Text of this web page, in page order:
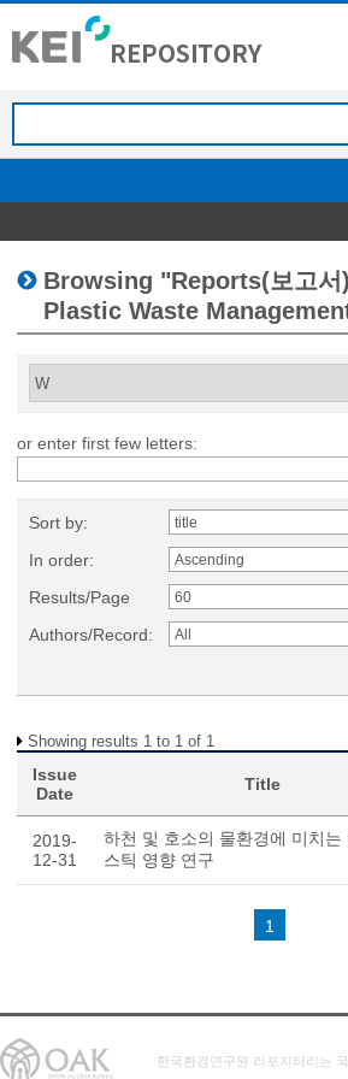
Browsing "Reports(보고
Plastic Waste
or enter first few letters:
Sort by:
In order:
Results/Page
Authors/Record:
Showing results 1 to 1 of 1
Issue
Date
Title
2019-
12-31
하천 및 호소의 물환경에 미치는
스틱 영향 연구
1
한국환경연구원 리포지터리는